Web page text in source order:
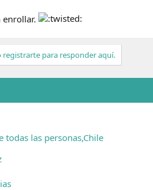
enrollar.
registrarte para responder aquí.
todas las personas,Chile